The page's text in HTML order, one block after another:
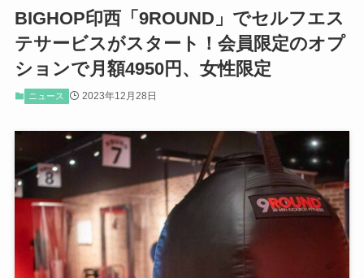
BIGHOP印西「9ROUND」でセルフエス
テサービスがスタート！会員限定のオプ
ションで月額4950円、女性限定
ニュース 2023年12月28日